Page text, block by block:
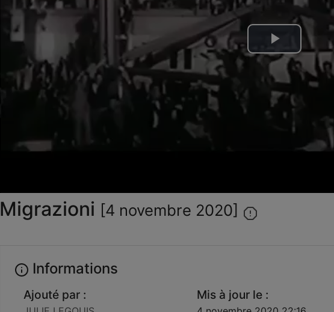
Lire
la
vidéo
Migrazioni [4 novembre 2020]
Informations
Ajouté par : Mis à jour le :